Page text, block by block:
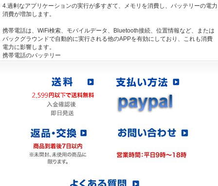
4.過剰なアプリケーションの実行が多すぎて、メモリを消費し、バッテリーの電力
消費が増加します。
携帯電話は、WiFi検索、モバイルデータ、Bluetooth接続、位置情報など、または
バックグラウンドで自動的に実行される他のAPPを有効にしており、これも消費
電力に影響します。
携帯電話のバッテリー